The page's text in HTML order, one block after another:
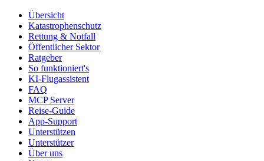
Übersicht
Katastrophenschutz
Rettung & Notfall
Öffentlicher Sektor
Ratgeber
So funktioniert's
KI-Flugassistent
FAQ
MCP Server
Reise-Guide
App-Support
Unterstützen
Unterstützer
Über uns